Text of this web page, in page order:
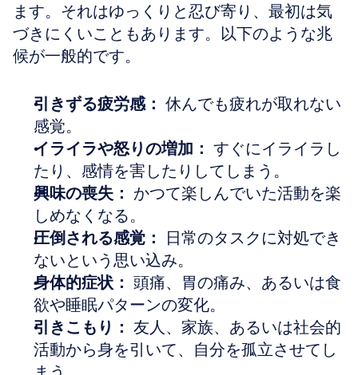
ます。それはゆっくりと忍び寄り、最初は気
づきにくいこともあります。以下のような兆
候が一般的です。
引きずる疲労感： 休んでも疲れが取れない
感覚。
イライラや怒りの増加： すぐにイライラし
たり、感情を害したりしてしまう。
興味の喪失： かつて楽しんでいた活動を楽
しめなくなる。
圧倒される感覚：
日常のタスクに対処でき
ないという思い込み。
身体的症状： 頭痛、胃の痛み、あるいは食
欲や睡眠パターンの変化。
引きこもり： 友人、家族、あるいは社会的
活動から身を引いて、自分を孤立させてし